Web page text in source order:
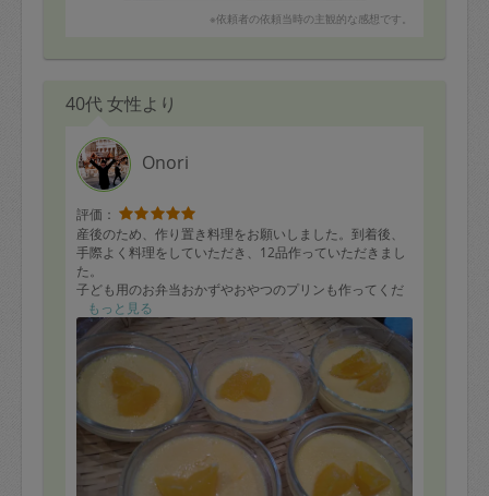
※依頼者の依頼当時の主観的な感想です。
40代 女性より
Onori
評価：
産後のため、作り置き料理をお願いしました。到着後、
手際よく料理をしていただき、12品作っていただきまし
た。
子ども用のお弁当おかずやおやつのプリンも作ってくだ
さり、大満足です。
またお願いしたいと思います。
もっと見る